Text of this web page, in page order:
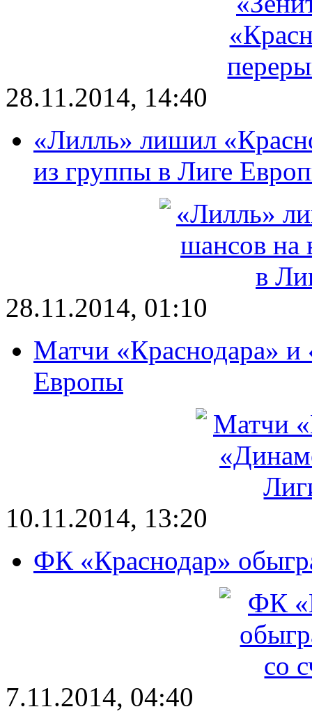
28.11.2014, 14:40
«Лилль» лишил
из группы в Лиге
28.11.2014, 01:10
Матчи «Краснодара»
Европы
10.11.2014, 13:20
ФК «Краснодар»
7.11.2014, 04:40